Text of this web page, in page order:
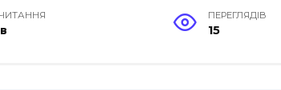
ПЕРЕГЛЯДІВ
15